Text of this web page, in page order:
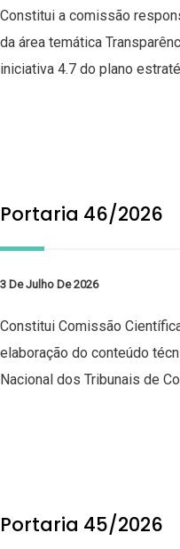
Constitui a comissão
da área temática
iniciativa 4.7 do plano
Portaria 46/2026
3 De Julho De 2026
Constitui Comissão
elaboração do conteúdo
Nacional dos Tribunais de
Portaria 45/2026